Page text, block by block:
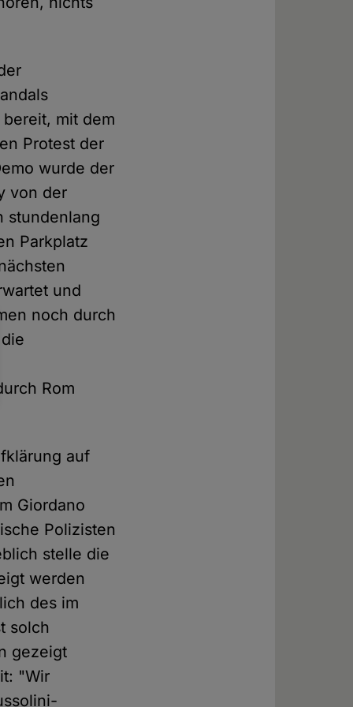
mit dem
Protest der
wurde der
von der
stundenlang
Parkplatz
und
noch durch
Rom
auf
Giordano
Polizisten
stelle die
werden
des im
solch
gezeigt
"Wir